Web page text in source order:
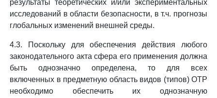
результаты теоретических и/или экспериментальных
исследований в области безопасности, в т.ч. прогнозы
глобальных изменений внешней среды.
4.3. Поскольку для обеспечения действия любого
законодательного акта сфера его применения должна
быть однозначно определена, то для всех
включенных в предметную область видов (типов) ОТР
необходимо обеспечить их однозначную